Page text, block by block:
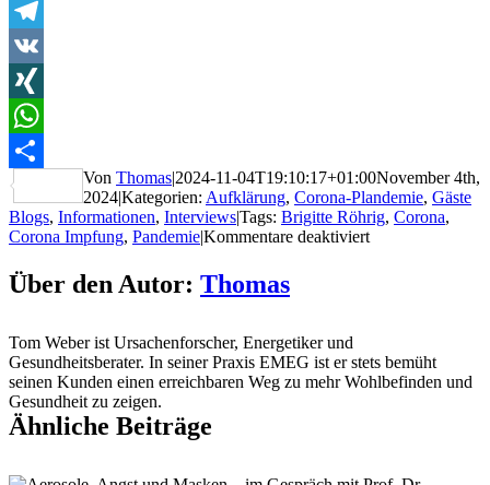
X
Telegram
VK
XING
WhatsApp
Teilen
Von Thomas|2024-11-04T19:10:17+01:00November 4th,
2024|Kategorien: Aufklärung, Corona-Plandemie, Gäste
Blogs, Informationen, Interviews|Tags: Brigitte Röhrig, Corona,
Corona Impfung, Pandemie|Kommentare deaktiviertfür
die
Covid-
19-
Über den Autor: Thomas
Tom Weber ist Ursachenforscher, Energetiker und
Gesundheitsberater. In seiner Praxis EMEG ist er stets bemüht
seinen Kunden einen erreichbaren Weg zu mehr Wohlbefinden und
Gesundheit zu zeigen.
Ähnliche Beiträge